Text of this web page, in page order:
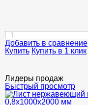
Добавить в сравнение
Купить Купить в 1 клик
Лидеры продаж
Быстрый просмотр